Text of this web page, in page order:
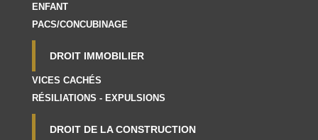
ENFANT
PACS/CONCUBINAGE
DROIT IMMOBILIER
VICES CACHÉS
RÉSILIATIONS - EXPULSIONS
DROIT DE LA CONSTRUCTION